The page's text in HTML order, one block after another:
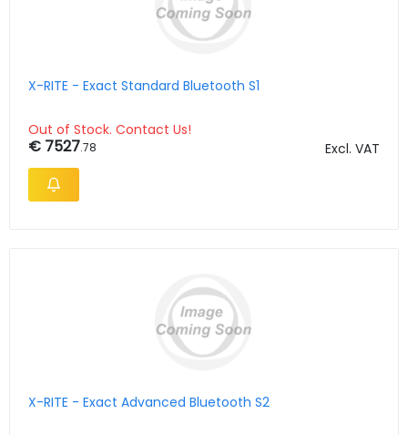
X-RITE - Exact Standard Bluetooth S1
Out of Stock. Contact Us!
€ 7527.78 Excl. VAT
X-RITE - Exact Advanced Bluetooth S2